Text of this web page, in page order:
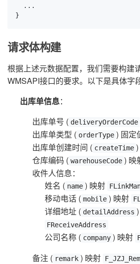
  ...
}
请求体构建
根据上述元数据配置，我们需要构建
WMSAPI接口的要求。以下是具体字
出库单信息：
出库单号 ( deliveryOrderCode
出库单类型 ( orderType ) 固定
出库单创建时间 ( createTime
仓库编码 ( warehouseCode ) 映
收件人信息：
姓名 ( name ) 映射
移动电话 ( mobile ) 映射
详细地址 ( detailAddress
FReceiveAddress
公司名称 ( company ) 映射
备注 ( remark ) 映射